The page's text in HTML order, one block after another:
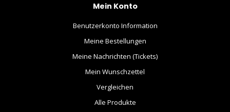
Mein Konto
Benutzerkonto Information
Meine Bestellungen
Meine Nachrichten (Tickets)
Mein Wunschzettel
Vergleichen
Alle Produkte